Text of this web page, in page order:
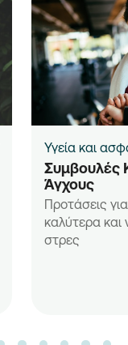
Υγεία και
Συμβουλές
Άγχους
Προτάσεις
καλύτερα και
στρες